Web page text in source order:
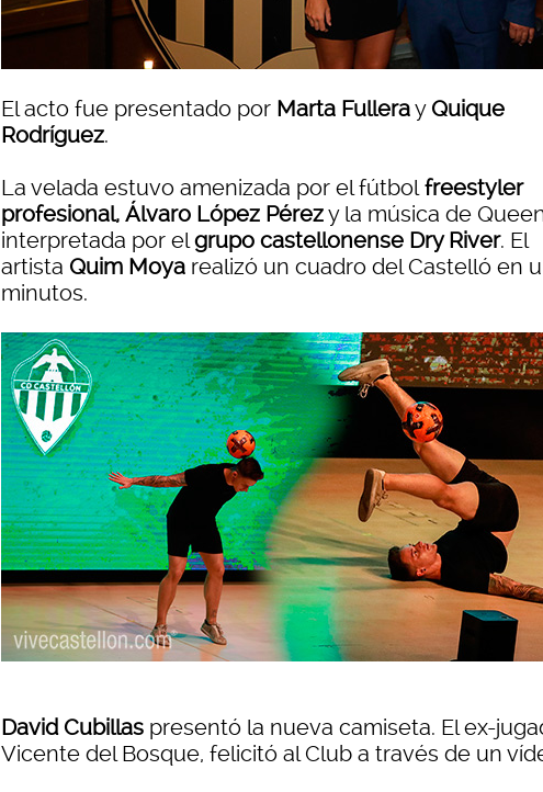
El acto fue presentado por Marta Fulleray Quique
Rodríguez.
La velada estuvo amenizada por el fútbolfreestyler
profesional, Álvaro López Pérezy la música de
interpretada por elgrupo castellonense Dry River. El
artista Quim Moya realizó un cuadro del Castelló en
minutos.
David Cubillas presentó la nueva camiseta. El ex-
Vicente del Bosque, felicitó al Club a través de un